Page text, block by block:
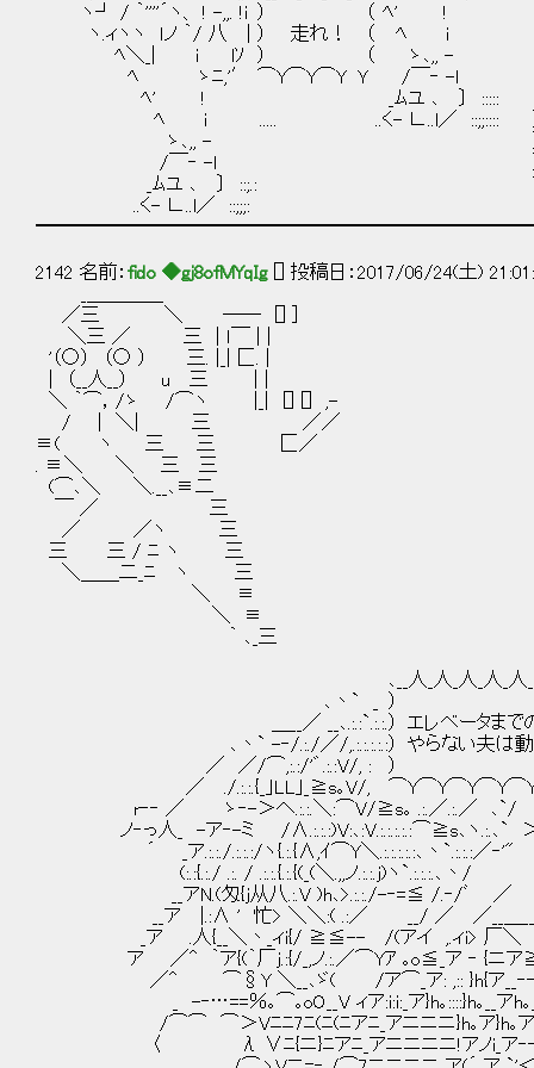
ヽ┘ / ｀''''´ヽ、 ! -,,. !ｉ
ヽ.ィヽヽ ｌノ ｀/ 八 | ） 走れ！
ﾍ＼_| i lｿ ） （ ゝ
ﾍ ゝﾆ,'′ ⌒Y⌒Y⌒Y Ｙ /
ﾍ' ! _ﾑユ ､ 〕 ::::: ､__人_
ﾍ i ..... ..く- ∟..l／ ::;;::::
ゝ､,, - ） 走れ
/￣‐ -ｌ ）
_ﾑユ ､ 〕 ::;.:
..く- ∟..l／ ::;;;:
2142 名前： fido ◆gj8ofMYqIg
[] 投稿日：2017/06/24(土)
／三 ＼ ―― [] ] , '´ :: :: ::
＼三 ／ 三 | ｌ￣ | | , :: :: :: :: ::
'（○） （○ ） 三. |_| 匚. | ／ :: :: :: :: ::
| （__人__） u 三 | | / :: :: :: :::i :: :: ::
＼ ｀⌒，/ゝ /⌒ヽ |_| [] [] ,- / :: :: :: :: ∧ ::
/ | ＼| 三 ／／ ' :: :: :: :: :::! |:: ::i ::
≡( ヽ 三 三 匚／ ,' :: :: :: :: :: :| l:: ::!,
. ≡＼ ＼ 三 三 ,:: :: :: :: :: :i:::| ' ::|
(⌒､＼ ＼.__､≡二 ,':: :: :: :: :::|:l :|
￣ ／ 三 ! :: :: :: :: ::|ﾘ',| ､＿_
／ ／ヽ 三 , :: :: :: :: :: :! _｀ニ
三 三 / ﾆ ヽ 三 |::i :: :: :: :: ::',{´i
＼＿＿二_ﾆ ヽ 三 |::!',:: i:: :: ::
＼ ≡ リ ヽ:|:: :|: :: ヽ
＼ ≡ '!ヽ,|:: :: :: i '
｀ ､_三 | :: :: :::! u
､__人_人_人_人_人_人_人_人_人_
､丶` _ ） （ :: :: :>-,.´
＿__／ __､.:.:`.:.:.） エレベータまで
､丶` -‐/.:./／/,.:.:.:.:.:） やらない夫は動け
／ ／/⌒,:.:/'゛.:.:V/, : ）
／ ./.:.:.{_｣LL｣_≧s｡V/,
r‐‐ ／ ゝ‐-＞へ.:.:.＼:⌒V/≧s｡ .:.／.:.／
ノ‐っ人_ -ア‐-ミ /∧.:.:.:)V:､:V.:.:.:.:.:⌒≧s､ヽ.:.､` ＞
´ _ア.:.:./.:.:.:/ヽ{.:.{∧,ｲ⌒Y＼.:.:.:.:.:､丶
(:.:{.:./ .:. / .:.:.{.:.{(_(＼.,,ノ.:.:.j)ヽ`.:.:.:.､
__アN.(匁{j从八.:.V )h､>.:.:./-‐=≦ /
__ア |.:∧ ' 忙> ＼＼:( .:／ __/ ／
_ア .人{__＼丶_ィi{/ ≧≦-- /(アイ ,.ィi>
ア ／^ ｀ア{(｀厂j.:{/_,ノ.:.／⌒Yｱ ｡o≦_ア ‐ {ニ
／^ ⌒§Y ＼__､ゞ( /ア⌒_ア: ,:: }h{ア
_ -‐…==％｡⌒｡oO__V ィア:i:i:_ア}h｡::::}h｡__
/⌒⌒ ⌒＞Vﾆﾆ7ﾆ(ﾆ(ﾆアﾆ_アニニニ}h｡ア}h｡
〈 λ ∨ﾆ{ニ}ﾆアﾆ_アニニニニ!アノi_ア‐‐‐‐ｱ